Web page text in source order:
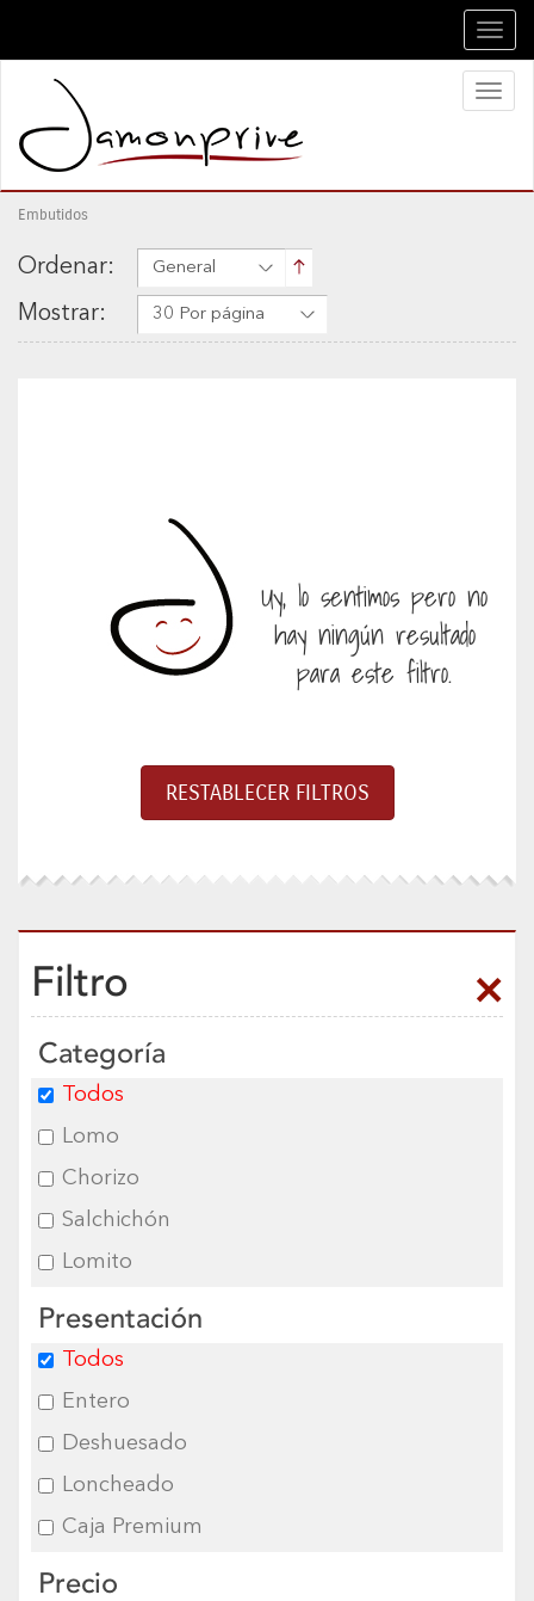
Embutidos
Ordenar: General
Mostrar: 30 Por página
Uy, lo sentimos pero no
hay ningún resultado
para este filtro.
Filtro
Categoría
Todos
Lomo
Chorizo
Salchichón
Lomito
Presentación
Todos
Entero
Deshuesado
Loncheado
Caja Premium
Precio